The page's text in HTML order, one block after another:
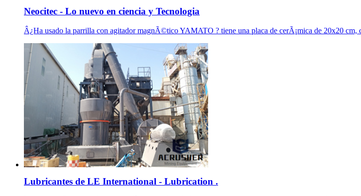
Neocitec - Lo nuevo en ciencia y Tecnologia
Â¿Ha usado la parrilla con agitador magnÃ©tico YAMATO ? tiene una placa de cerÃ¡mica de 20x20 cm,
Lubricantes de LE International - Lubrication .